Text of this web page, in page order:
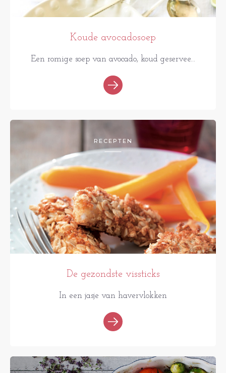
Koude avocadosoep
Een romige soep van avocado, koud geservee...
RECEPTEN
De gezondste vissticks
In een jasje van havervlokken